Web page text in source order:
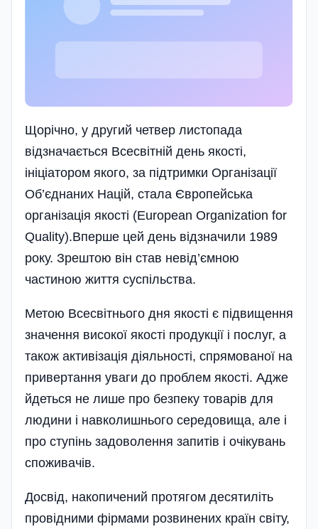
Щорічно, у другий четвер листопада
відзначається Всесвітній день якості,
ініціатором якого, за підтримки Організації
Об’єднаних Націй, стала Європейська
органі­зація якості (European Organiza­tion for
Quality).Вперше цей день відзначили 1989
року. Зрештою він став невід’ємною
частиною життя суспільства.
Метою Всесвітнього дня якості є підвищення
значення високої якості продукції і послуг, а
також активізація діяльності, спрямованої на
привертання уваги до проблем якості. Адже
йдеться не лише про безпеку товарів для
людини і навколишнього середовища, але і
про ступінь задоволення запитів і очікувань
споживачів.
Досвід, накопичений протягом десятиліть
провідними фірмами розвинених країн світу,